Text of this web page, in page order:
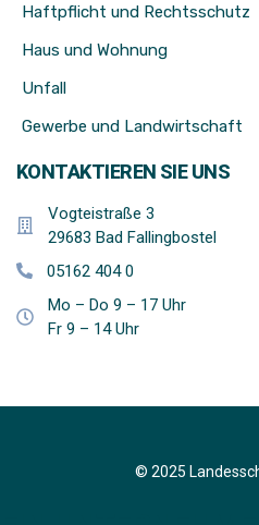
Haftpflicht und Rechtsschutz
Haus und Wohnung
Unfall
Gewerbe und Landwirtschaft
KONTAKTIEREN SIE UNS
Vogteistraße 3
29683 Bad Fallingbostel
05162 404 0
Mo – Do 9 – 17 Uhr
Fr 9 – 14 Uhr
© 2025